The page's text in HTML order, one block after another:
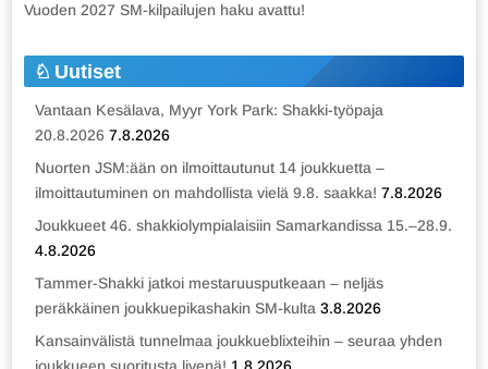
Vuoden 2027 SM-kilpailujen haku avattu!
Uutiset
Vantaan Kesälava, Myyr York Park: Shakki-työpaja
20.8.2026 7.8.2026
Nuorten JSM:ään on ilmoittautunut 14 joukkuetta –
ilmoittautuminen on mahdollista vielä 9.8. saakka! 7.8.2026
Joukkueet 46. shakkiolympialaisiin Samarkandissa 15.–28.9.
4.8.2026
Tammer-Shakki jatkoi mestaruusputkeaan – neljäs
peräkkäinen joukkuepikashakin SM-kulta 3.8.2026
Kansainvälistä tunnelmaa joukkueblixteihin – seuraa yhden